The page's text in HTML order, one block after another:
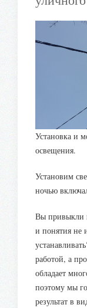
Установка и
освещения.
Установим
ночью
Вы привыкли
и понятия не
работой, а
обладает
поэтому мы
результат в